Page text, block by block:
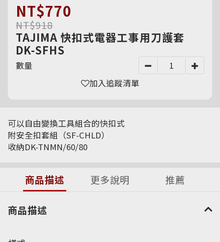
NT$770
NT$918
TAJIMA 快扣式電器工事用刀護套
DK-SFHS
數量
加入追蹤清單
可以自由變換工具組合的快扣式
附安全扣套組（SF-CHLD）
收納DK-TNMN/60/80
商品描述 更多說明 推薦
商品描述